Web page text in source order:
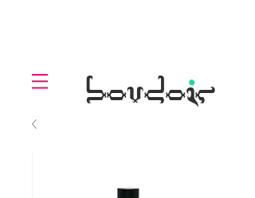
boudoir
.